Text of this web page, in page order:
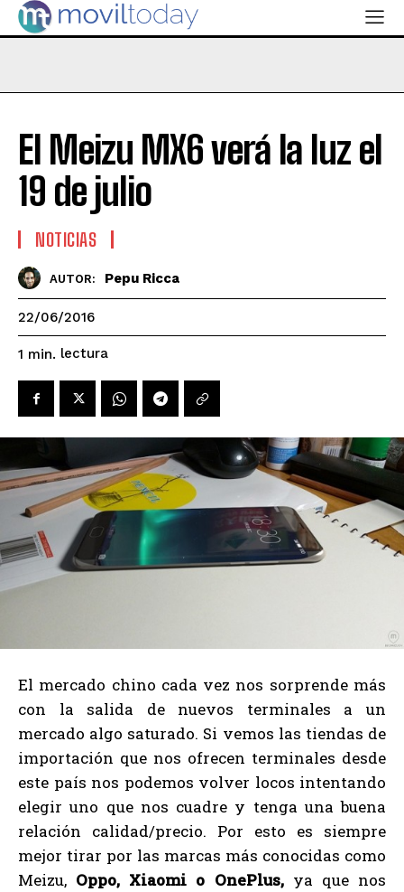
El Meizu MX6 verá la luz el
19 de julio
NOTICIAS
AUTOR: Pepu Ricca
22/06/2016
1 min. lectura
El mercado chino cada vez nos sorprende más
con la salida de nuevos terminales a un
mercado algo saturado. Si vemos las tiendas de
importación que nos ofrecen terminales desde
este país nos podemos volver locos intentando
elegir uno que nos cuadre y tenga una buena
relación calidad/precio. Por esto es siempre
mejor tirar por las marcas más conocidas como
Meizu, Oppo, Xiaomi o OnePlus,ya que nos